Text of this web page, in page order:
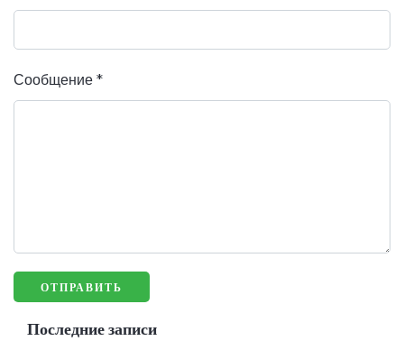
Сообщение *
Последние записи